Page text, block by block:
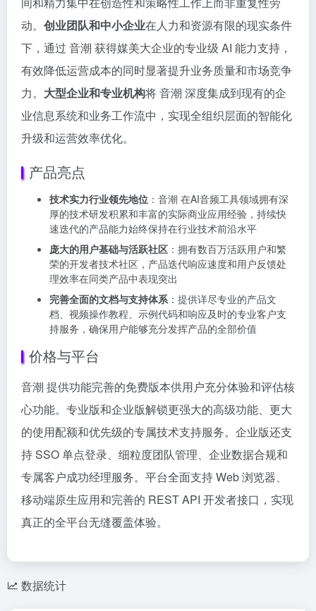
动。 创业团队和中小企业在人力和资源有限的现实条件
下，通过 音潮 获得媒美大企业的专业级 AI 能力支持，
有效降低运营成本的同时显著提升业务质量和市场竞争
力。 大型企业和专业机构将 音潮 深度集成到现有的企
业信息系统和业务工作流中，实现全组织层面的智能化
升级和运营效率优化。
产品亮点
技术实力行业领先地位 ：音潮 在AI音频工具领域拥有深
厚的技术研发积累和丰富的实际商业应用经验，持续快
速迭代的产品能力始终保持在行业技术前沿水平
庞大的用户基础与活跃社区 ：拥有数百万活跃用户和繁
荣的开发者技术社区，产品迭代响应速度和用户反馈处
理效率在同类产品中表现突出
完善全面的文档与支持体系 ：提供详尽专业的产品文
档、视频操作教程、示例代码和响应及时的专业客户支
持服务，确保用户能够充分发挥产品的全部价值
价格与平台
音潮 提供功能完善的免费版本供用户充分体验和评估核
心功能。专业版和企业版解锁更强大的高级功能、更大
的使用配额和优先级的专属技术支持服务。企业版还支
持 SSO 单点登录、细粒度团队管理、企业数据合规和
专属客户成功经理服务。平台全面支持 Web 浏览器、
移动端原生应用和完善的 REST API 开发者接口，实现
真正的全平台无缝覆盖体验。
数据统计